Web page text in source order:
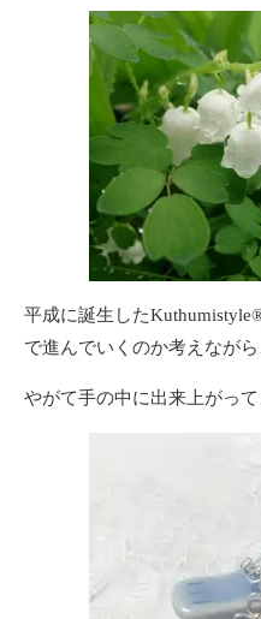
平成に誕生した
で進んでいくのか考えなが
やがて手の中に出来上がっ